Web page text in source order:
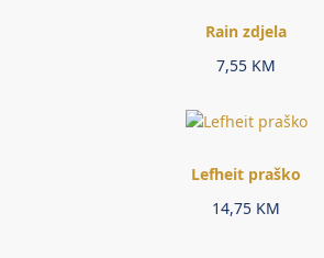
Rain zdjela
7,55 KM
Lefheit praško
14,75 KM